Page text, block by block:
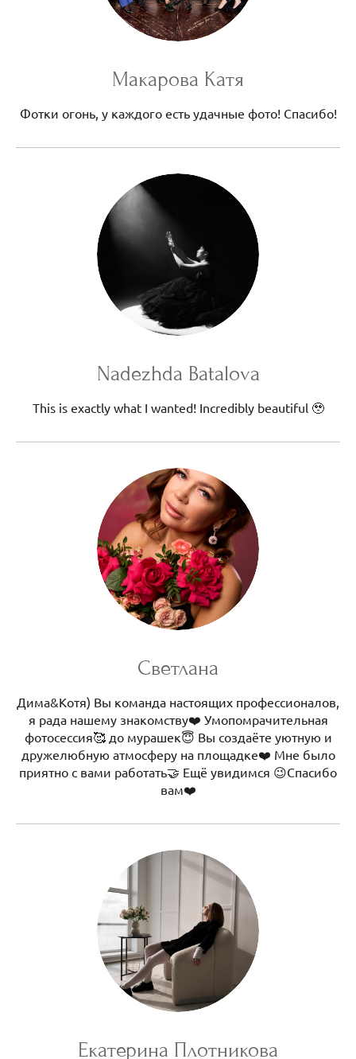
Макарова Катя
Фотки огонь, у каждого есть удачные фото! Спасибо!
Nadezhda Batalova
This is exactly what I wanted! Incredibly beautiful 🥹
Светлана
Дима&Котя) Вы команда настоящих профессионалов,
я рада нашему знакомству❤️ Умопомрачительная
фотосессия🥰 до мурашек😇 Вы создаёте уютную и
дружелюбную атмосферу на площадке❤️ Мне было
приятно с вами работать🤝 Ещё увидимся 😉Спасибо
вам❤️
Екатерина Плотникова